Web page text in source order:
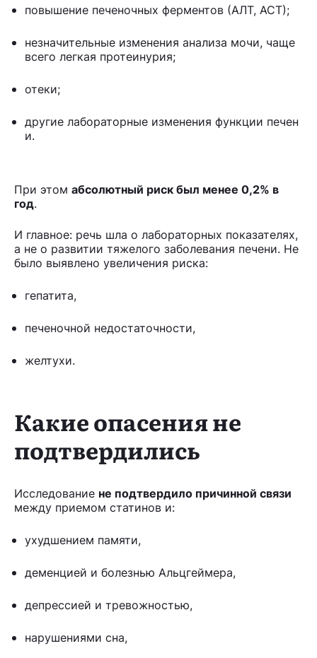
повышение печеночных ферментов (АЛТ, АСТ);
незначительные изменения анализа мочи, чаще
всего легкая протеинурия;
отеки;
другие лабораторные изменения функции печен
и.
При этом абсолютный риск был менее 0,2% в
год.
И главное: речь шла о лабораторных показателях,
а не о развитии тяжелого заболевания печени. Не
было выявлено увеличения риска:
гепатита,
печеночной недостаточности,
желтухи.
Какие опасения не
подтвердились
Исследование не подтвердило причинной связи
между приемом статинов и:
ухудшением памяти,
деменцией и болезнью Альцгеймера,
депрессией и тревожностью,
нарушениями сна,